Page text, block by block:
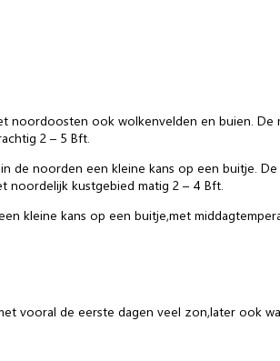
ook wolkenvelden en buien. De
2 – 5 Bft.
de noorden een kleine kans op een buitje.
noordelijk kustgebied matig 2 – 4 Bft.
kleine kans op een buitje,met
vooral de eerste dagen veel zon,later ook